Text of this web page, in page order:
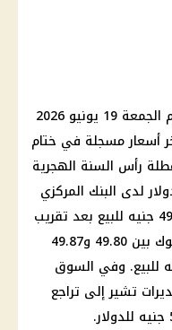
استقر سعر الدولار مقابل الجنيه اليوم الجمعة 19 يونيو 2026
أسعار مسجلة في ختام
قبل بدء عطلة رأس السنة الهجرية
لدى البنك المركزي
المصري نحو 49.85 جنيه للشراء و49.99 جنيه للبيع بعد تقريب
الأرقام، بينما تراوحت الأسعار في البنوك بين 49.80 و49.87
وبين 49.90 و49.97 جنيه للبيع. وفي السوق
تشير إلى تراجع